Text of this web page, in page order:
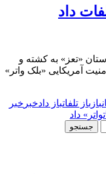
داد
«تعز» به کشته و
آمریکایی «بلک واتر»
باز باز تلفاتباز دادخبر خبر
واتر» داد